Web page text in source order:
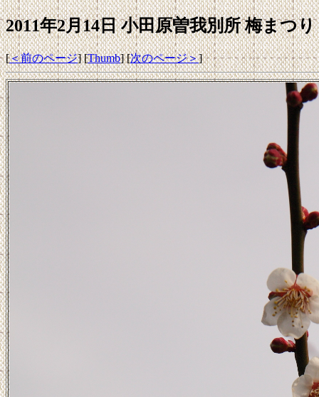
2011年2月14日 小田原曽我別所 梅まつ
[＜前のページ] [Thumb] [次のページ＞]